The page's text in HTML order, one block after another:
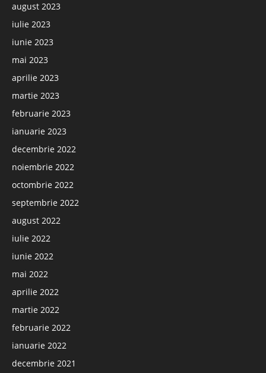
august 2023
iulie 2023
iunie 2023
mai 2023
aprilie 2023
martie 2023
februarie 2023
ianuarie 2023
decembrie 2022
noiembrie 2022
octombrie 2022
septembrie 2022
august 2022
iulie 2022
iunie 2022
mai 2022
aprilie 2022
martie 2022
februarie 2022
ianuarie 2022
decembrie 2021